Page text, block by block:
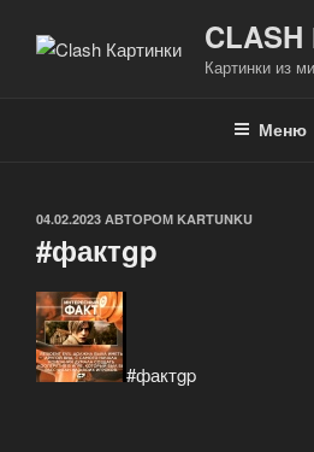
Картинки из
Меню
ОПУБЛИКОВАНО
04.02.2023 АВТОРОМ KARTUNKU
#фактgp
#фактgp